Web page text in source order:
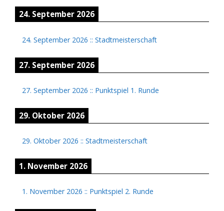
24. September 2026
24. September 2026 :: Stadtmeisterschaft
27. September 2026
27. September 2026 :: Punktspiel 1. Runde
29. Oktober 2026
29. Oktober 2026 :: Stadtmeisterschaft
1. November 2026
1. November 2026 :: Punktspiel 2. Runde